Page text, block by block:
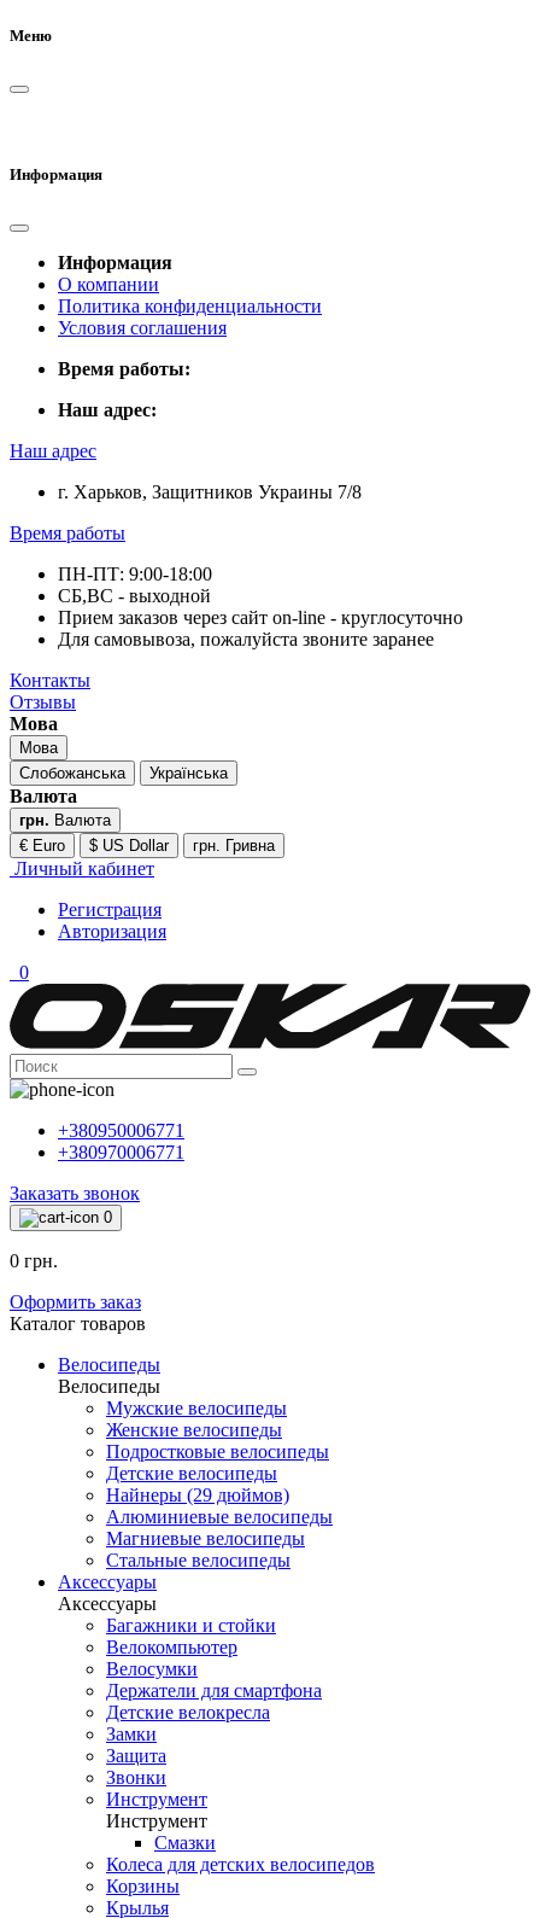
Меню
Информация
Информация
О компании
Политика конфиденциальности
Условия соглашения
Время работы:
Наш адрес:
Наш адрес
г. Харьков, Защитников Украины 7/8
Время работы
ПН-ПТ: 9:00-18:00
СБ,ВС - выходной
Прием заказов через сайт on-line - круглосуточно
Для самовывоза, пожалуйста звоните заранее
Контакты
Отзывы
Мова
Мова
Слобожанська
Українська
Валюта
грн. Валюта
€ Euro
$ US Dollar грн. Гривна
Личный кабинет
Регистрация
Авторизация
0
+380950006771
+380970006771
Заказать звонок
0
0 грн.
Оформить заказ
Каталог товаров
Велосипеды
Велосипеды
Мужские велосипеды
Женские велосипеды
Подростковые велосипеды
Детские велосипеды
Найнеры (29 дюймов)
Алюминиевые велосипеды
Магниевые велосипеды
Стальные велосипеды
Аксессуары
Аксессуары
Багажники и стойки
Велокомпьютер
Велосумки
Держатели для смартфона
Детские велокресла
Замки
Защита
Звонки
Инструмент
Инструмент
Смазки
Колеса для детских велосипедов
Корзины
Крылья